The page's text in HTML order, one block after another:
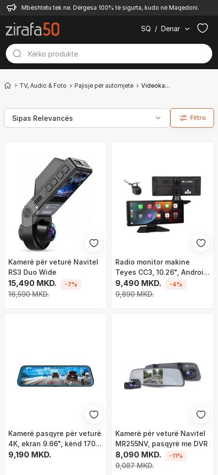
Mbështetu tek ne. Dërgesa 100% të sigurta, kudo në Maqedoni.
SQ / Denar
TV, Audio & Foto Pajisje për automjete Videokamerë
Filtro
Kamerë për veturë Navitel
RS3 Duo Wide
15,490 MKD.
16,590 MKD.
-7%
Radio monitor makine
Teyes CC3, 10.26", Android
Auto dhe CarPlay, me
kamerë parkimi
9,490 MKD.
9,890 MKD.
-4%
Kamerë pasqyre për veturë
4K, ekran 9.66", kënd 170°,
e zezë
9,190 MKD.
Kamerë për veturë Navitel
MR255NV, pasqyrë me DVR
8,090 MKD.
9,087 MKD.
-11%